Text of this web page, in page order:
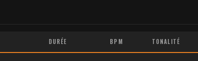
DURÉE BPM TONALITÉ